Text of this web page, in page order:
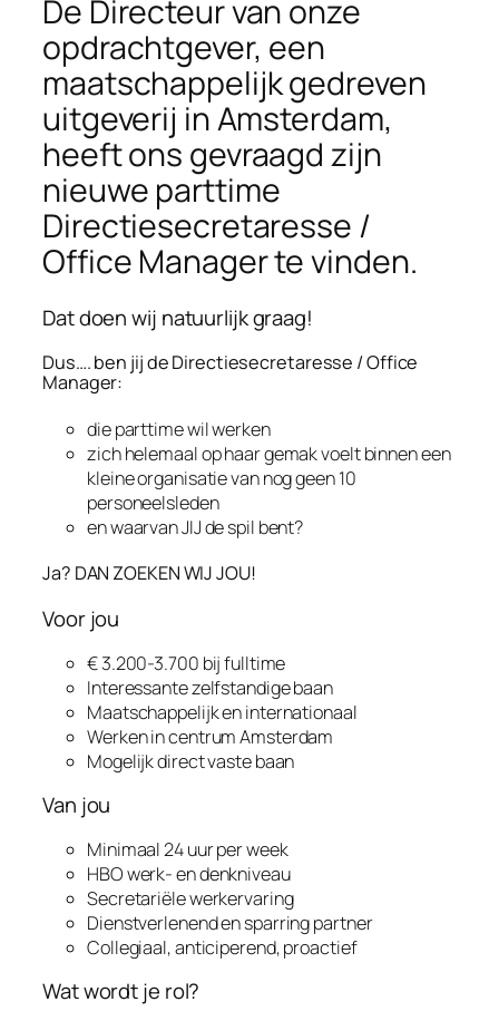
De Directeur van onze
opdrachtgever, een
maatschappelijk gedreven
uitgeverij in Amsterdam,
heeft ons gevraagd zijn
nieuwe parttime
Directiesecretaresse /
Office Manager te vinden.
Dat doen wij natuurlijk graag!
Dus…. ben jij de Directiesecretaresse / Office
Manager:
die parttime wil werken
zich helemaal op haar gemak voelt binnen een
kleine organisatie van nog geen 10
personeelsleden
en waarvan JIJ de spil bent?
Ja? DAN ZOEKEN WIJ JOU!
Voor jou
€ 3.200-3.700 bij fulltime
Interessante zelfstandige baan
Maatschappelijk en internationaal
Werken in centrum Amsterdam
Mogelijk direct vaste baan
Van jou
Minimaal 24 uur per week
HBO werk- en denkniveau
Secretariële werkervaring
Dienstverlenend en sparring partner
Collegiaal, anticiperend, proactief
Wat wordt je rol?